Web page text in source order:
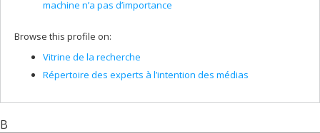
machine n’a pas d’importance
Browse this profile on:
Vitrine de la recherche
Répertoire des experts à l’intention des médias
B